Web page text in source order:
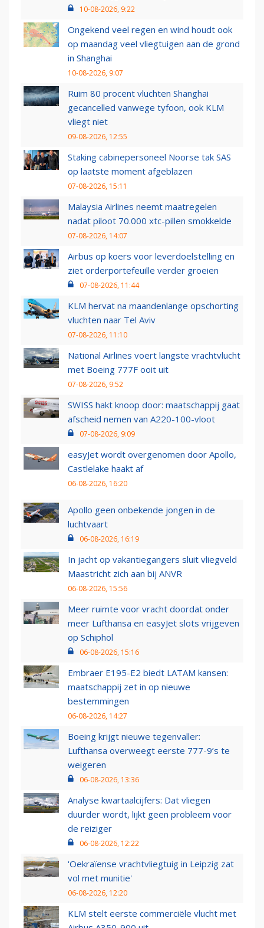
10-08-2026, 9:22
Ongekend veel regen en wind houdt ook
op maandag veel vliegtuigen aan de grond
in Shanghai
10-08-2026, 9:07
Ruim 80 procent vluchten Shanghai
gecancelled vanwege tyfoon, ook KLM
vliegt niet
09-08-2026, 12:55
Staking cabinepersoneel Noorse tak SAS
op laatste moment afgeblazen
07-08-2026, 15:11
Malaysia Airlines neemt maatregelen
nadat piloot 70.000 xtc-pillen smokkelde
07-08-2026, 14:07
Airbus op koers voor leverdoelstelling en
ziet orderportefeuille verder groeien
07-08-2026, 11:44
KLM hervat na maandenlange opschorting
vluchten naar Tel Aviv
07-08-2026, 11:10
National Airlines voert langste vrachtvlucht
met Boeing 777F ooit uit
07-08-2026, 9:52
SWISS hakt knoop door: maatschappij gaat
afscheid nemen van A220-100-vloot
07-08-2026, 9:09
easyJet wordt overgenomen door Apollo,
Castlelake haakt af
06-08-2026, 16:20
Apollo geen onbekende jongen in de
luchtvaart
06-08-2026, 16:19
In jacht op vakantiegangers sluit vliegveld
Maastricht zich aan bij ANVR
06-08-2026, 15:56
Meer ruimte voor vracht doordat onder
meer Lufthansa en easyJet slots vrijgeven
op Schiphol
06-08-2026, 15:16
Embraer E195-E2 biedt LATAM kansen:
maatschappij zet in op nieuwe
bestemmingen
06-08-2026, 14:27
Boeing krijgt nieuwe tegenvaller:
Lufthansa overweegt eerste 777-9’s te
weigeren
06-08-2026, 13:36
Analyse kwartaalcijfers: Dat vliegen
duurder wordt, lijkt geen probleem voor
de reiziger
06-08-2026, 12:22
'Oekraïense vrachtvliegtuig in Leipzig zat
vol met munitie'
06-08-2026, 12:20
KLM stelt eerste commerciële vlucht met